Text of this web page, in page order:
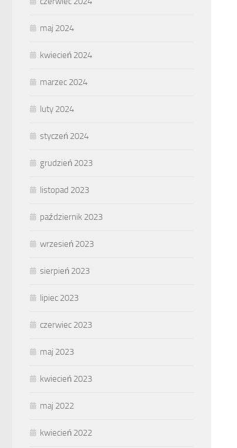
maj 2024
kwiecień 2024
marzec 2024
luty 2024
styczeń 2024
grudzień 2023
listopad 2023
październik 2023
wrzesień 2023
sierpień 2023
lipiec 2023
czerwiec 2023
maj 2023
kwiecień 2023
maj 2022
kwiecień 2022